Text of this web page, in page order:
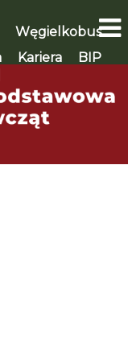
Węgielkobus
Kariera BIP
🡪